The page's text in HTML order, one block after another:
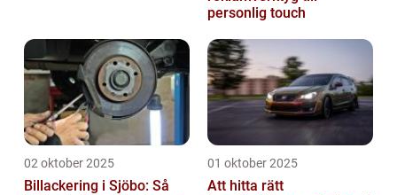
personlig touch
02 oktober 2025
Billackering i Sjöbo: Så
01 oktober 2025
Att hitta rätt